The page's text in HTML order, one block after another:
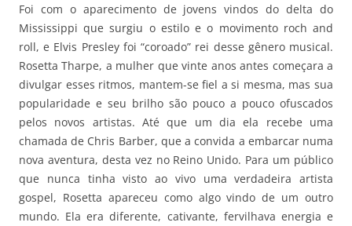
Foi com o aparecimento de jovens vindos do delta do
Mississippi que surgiu o estilo e o movimento roch and
roll, e Elvis Presley foi “coroado” rei desse gênero musical.
Rosetta Tharpe, a mulher que vinte anos antes começara a
divulgar esses ritmos, mantem-se fiel a si mesma, mas sua
popularidade e seu brilho são pouco a pouco ofuscados
pelos novos artistas. Até que um dia ela recebe uma
chamada de Chris Barber, que a convida a embarcar numa
nova aventura, desta vez no Reino Unido. Para um público
que nunca tinha visto ao vivo uma verdadeira artista
gospel, Rosetta apareceu como algo vindo de um outro
mundo. Ela era diferente, cativante, fervilhava energia e